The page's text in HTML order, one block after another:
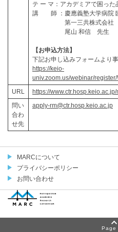
テ ー マ：アカデミアで困った
講 師 ：慶應義塾大学病院
第一三共株式会社
尾山 和信 先生
【お申込方法】
下記お申し込みフォームより
https://keio-
univ.zoom.us/webinar/
URL
https://
問い
合わ
せ先
apply-rm@ctr.hosp.keio.ac.jp
MARCについて
プライバシーポリシー
お問い合わせ
©
Page